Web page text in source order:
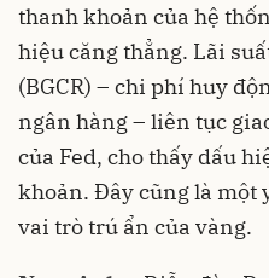
thanh khoản của hệ
hiệu căng thẳng. Lãi
(BGCR) – chi phí huy
ngân hàng – liên tục
của Fed, cho thấy dấu
khoản. Đây cũng là một
vai trò trú ẩn của vàng.